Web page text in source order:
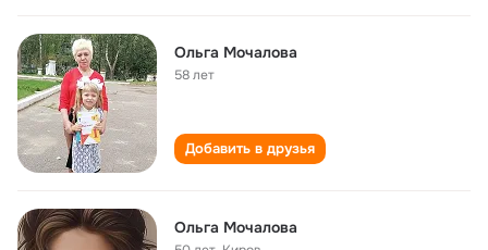
Ольга Мочалова
58 лет
Добавить в друзья
Ольга Мочалова